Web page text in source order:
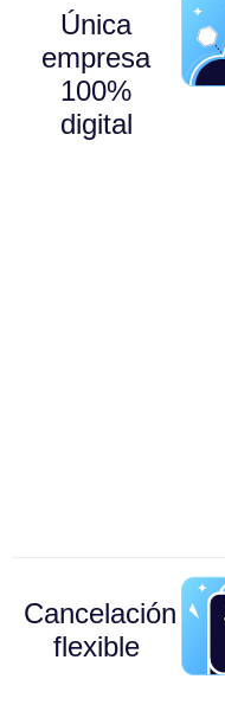
Única
empresa
100%
digital
Cancelación
flexible